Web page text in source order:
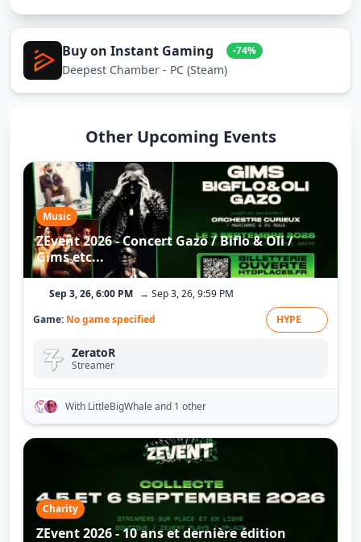
Buy on Instant Gaming -74%
Deepest Chamber - PC (Steam)
Other Upcoming Events
Music
ZEvent 2026 - Concert Gazo / Biflo & Oli /
Gims etc...
Sep 3, 26, 6:00 PM → Sep 3, 26, 9:59 PM
Game: No game specified HYPE
ZeratoR
Streamer
With LittleBigWhaleand 1 other
Charity
ZEvent 2026 - 10 ans et dernière édition